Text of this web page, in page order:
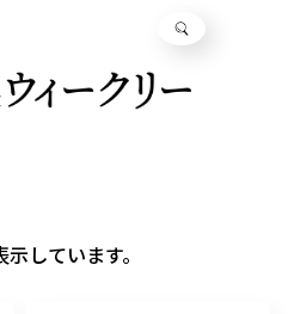
しています。